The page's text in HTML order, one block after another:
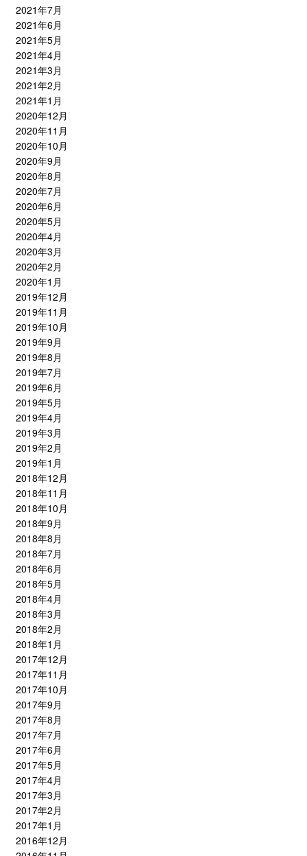
2021年7月
2021年6月
2021年5月
2021年4月
2021年3月
2021年2月
2021年1月
2020年12月
2020年11月
2020年10月
2020年9月
2020年8月
2020年7月
2020年6月
2020年5月
2020年4月
2020年3月
2020年2月
2020年1月
2019年12月
2019年11月
2019年10月
2019年9月
2019年8月
2019年7月
2019年6月
2019年5月
2019年4月
2019年3月
2019年2月
2019年1月
2018年12月
2018年11月
2018年10月
2018年9月
2018年8月
2018年7月
2018年6月
2018年5月
2018年4月
2018年3月
2018年2月
2018年1月
2017年12月
2017年11月
2017年10月
2017年9月
2017年8月
2017年7月
2017年6月
2017年5月
2017年4月
2017年3月
2017年2月
2017年1月
2016年12月